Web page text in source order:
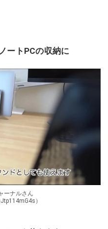
ートPCの収納に
ーナルさん
）